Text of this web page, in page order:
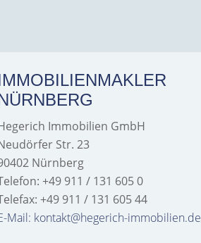
Immobilien GmbH
Str. 23
Nürnberg
+49 911 / 131 605 0
+49 911 / 131 605 44
Mail: kontakt@hegerich-immobilien.de